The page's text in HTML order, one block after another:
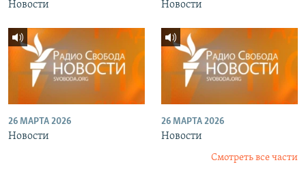
Новости Новости
26 МАРТА 2026
Новости
26 МАРТА 2026
Новости
Смотреть все части